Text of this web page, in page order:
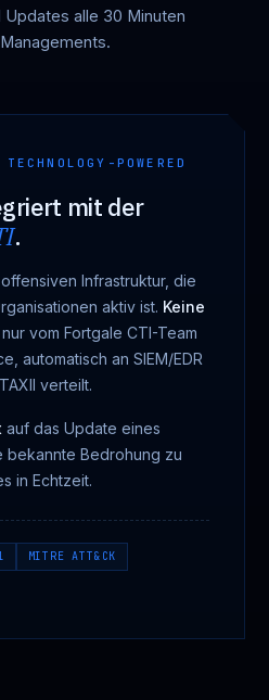
alle 30 Minuten
POWERED
mit der
.
Infrastruktur, die
aktiv ist. Keine
nur vom Fortgale CTI-Team
automatisch an SIEM/EDR
verteilt.
auf das Update eines
bekannte Bedrohung zu
in Echtzeit.
MITRE ATT&CK